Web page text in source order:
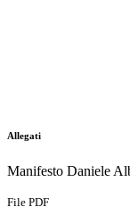
Allegati
Manifesto Daniele
File PDF